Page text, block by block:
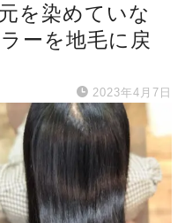
を染めていな
ーを地毛に戻
2023年4月7日